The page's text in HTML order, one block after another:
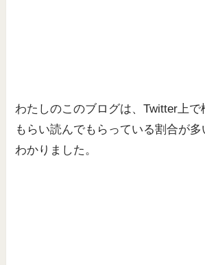
わたしのこのブログは、Twitter上で
もらい読んでもらっている割合が
わかりました。